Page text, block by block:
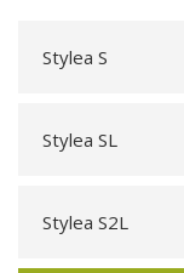
Stylea S
Stylea SL
Stylea S2L